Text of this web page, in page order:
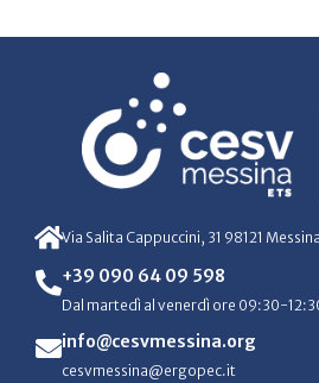
Via Salita Cappuccini, 31 98121
+39 090 64 09 598
Dal martedì al venerdì ore 09:30-
info@cesvmessina.org
cesvmessina@ergopec.it